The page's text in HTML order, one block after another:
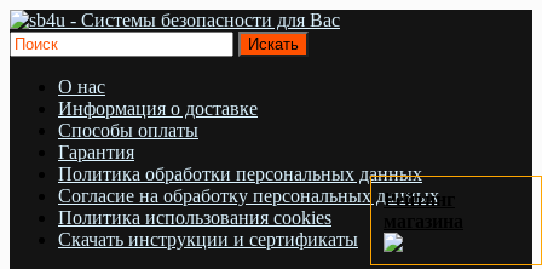
О нас
Информация о доставке
Cпособы оплаты
Гарантия
Политика обработки персональных данных
Согласие на обработку персональных данных
Политика использования cookies
Скачать инструкции и сертификаты
Рейтинг